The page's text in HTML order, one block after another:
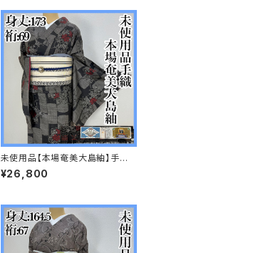
未使用品【本場奄美大島紬】手織
正絹 9マルキ 小紋 s702
¥26,800